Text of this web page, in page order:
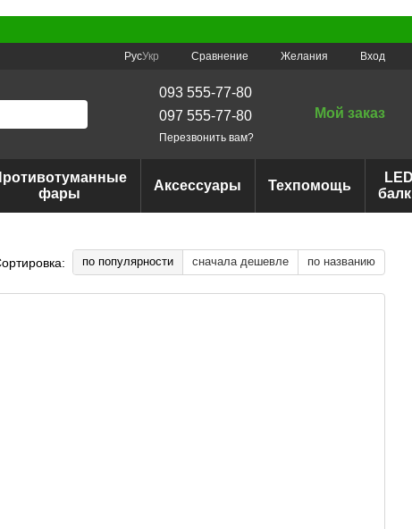
РусУкр Сравнение Желания Вход
093 555-77-80
097 555-77-80
Перезвонить вам?
Мой заказ
фары
Аксессуары Техпомощь
по популярности сначала дешевле по названию